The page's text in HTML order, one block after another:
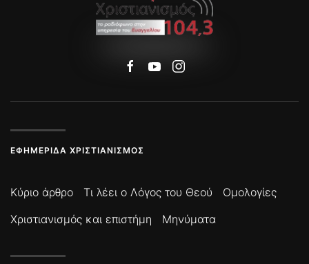
ΕΦΗΜΕΡΊΔΑ ΧΡΙΣΤΙΑΝΙΣΜΌΣ
Κύριο άρθρο Τι λέει ο Λόγος του Θεού
Ομολογίες
Χριστιανισμός και επιστήμη
Μηνύματα